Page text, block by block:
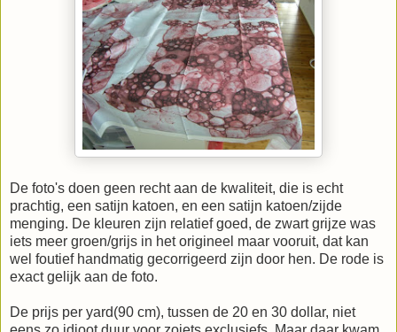
De foto's doen geen recht aan de kwaliteit, die is echt
prachtig, een satijn katoen, en een satijn katoen/zijde
menging. De kleuren zijn relatief goed, de zwart grijze was
iets meer groen/grijs in het origineel maar vooruit, dat kan
wel foutief handmatig gecorrigeerd zijn door hen. De rode is
exact gelijk aan de foto.
De prijs per yard(90 cm), tussen de 20 en 30 dollar, niet